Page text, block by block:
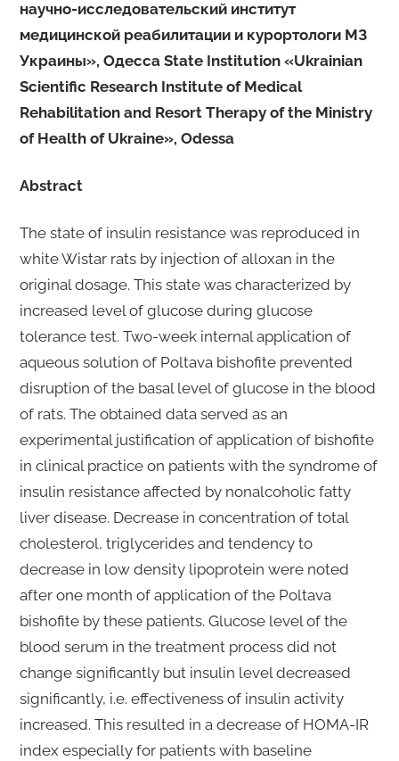
научно-исследовательский институт
медицинской реабилитации и курортологи МЗ
Украины», Одесса State Institution «Ukrainian
Scientific Research Institute of Medical
Rehabilitation and Resort Therapy of the Ministry
of Health of Ukraine», Odessa
Abstract
The state of insulin resistance was reproduced in
white Wistar rats by injection of alloxan in the
original dosage. This state was characterized by
increased level of glucose during glucose
tolerance test. Two-week internal application of
aqueous solution of Poltava bishofite prevented
disruption of the basal level of glucose in the blood
of rats. The obtained data served as an
experimental justification of application of bishofite
in clinical practice on patients with the syndrome of
insulin resistance affected by nonalcoholic fatty
liver disease. Decrease in concentration of total
cholesterol, triglycerides and tendency to
decrease in low density lipoprotein were noted
after one month of application of the Poltava
bishofite by these patients. Glucose level of the
blood serum in the treatment process did not
change significantly but insulin level decreased
significantly, i.e. effectiveness of insulin activity
increased. This resulted in a decrease of HOMA-IR
index especially for patients with baseline